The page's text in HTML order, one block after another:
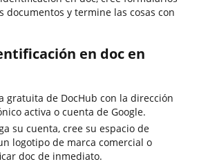
documentos y termine las cosas con
en doc en
gratuita de DocHub con la dirección
activa o cuenta de Google.
su cuenta, cree su espacio de
logotipo de marca comercial o
doc de inmediato.